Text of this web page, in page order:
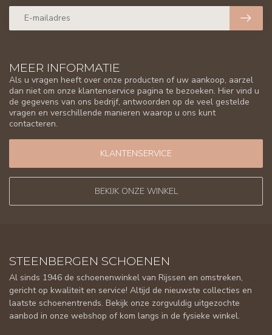
MEER INFORMATIE
Als u vragen heeft over onze producten of uw aankoop, aarzel
dan niet om onze klantenservice pagina te bezoeken. Hier vind u
de gegevens van ons bedrijf, antwoorden op de veel gestelde
vragen en verschillende manieren waarop u ons kunt
contacteren.
KLANTENSERVICE
BEKIJK ONZE WINKEL
STEENBERGEN SCHOENEN
Al sinds 1946 de schoenenwinkel van Rijssen en omstreken,
gericht op kwaliteit en service! Altijd de nieuwste collecties en
laatste schoenentrends. Bekijk onze zorgvuldig uitgezochte
aanbod in onze webshop of kom langs in de fysieke winkel.